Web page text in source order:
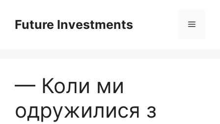
вмістуFuture Investments Меню
— Коли ми
одружилися з